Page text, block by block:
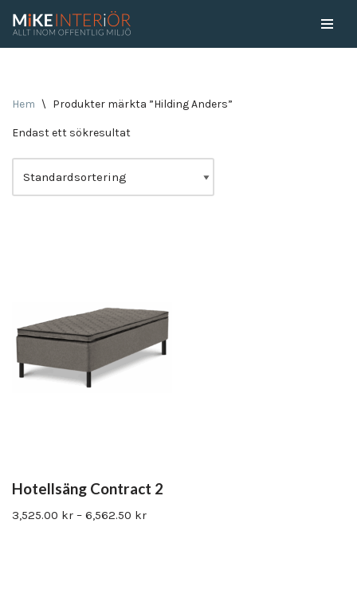
Hem \ Produkter märkta ”Hilding Anders”
Endast ett sökresultat
Hotellsäng Contract 2
3,525.00 kr – 6,562.50 kr